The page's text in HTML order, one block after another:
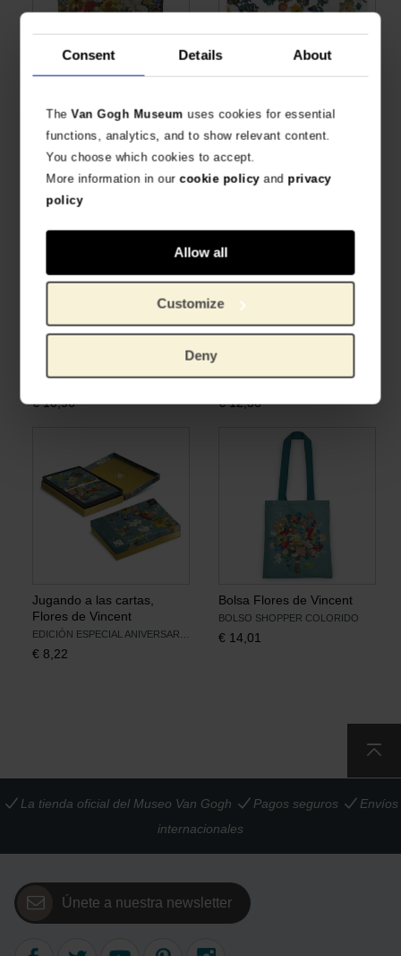
Consent Details About
TheVan Gogh Museum uses cookies for essential
functions, analytics, and to show relevant content.
You choose which cookies to accept.
More information in ourcookie policyand privacy
policy
Allow all
Customize
Deny
flores de Vincent de color
Van Gogh Museum
TAMAÑO INDIVIDUAL 140CM
Original price was:
82,60 , Current price is:
€57,83
Gogh, Flores de Vincent
€2,44
€10,96 €12,36
Jugando a las cartas,
Flores de Vincent
€ 8,22
Bolsa Flores de Vincent
BOLSO SHOPPER COLORIDO
€ 14,01
La tienda oficial del Museo Van Gogh Pagos seguros
Envíos
internacionales
Únete a nuestra newsletter